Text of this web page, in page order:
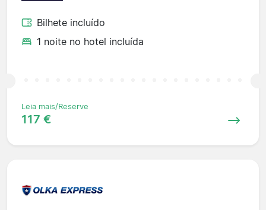
Bilhete incluído
1 noite no hotel incluída
Leia mais/Reserve
117 €